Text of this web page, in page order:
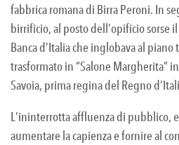
fabbrica romana di Birra Peroni. In
birrificio, al posto dell’opificio sorse
Banca d’Italia che inglobava al piano
trasformato in “Salone Margherita”
Savoia, prima regina del Regno
L’ininterrotta affluenza di pubblico,
aumentare la capienza e fornire al